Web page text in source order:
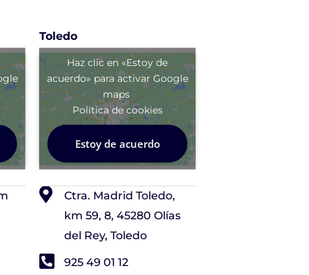
Toledo
Haz clic en «Estoy de
acuerdo» para activar Google
maps
Política de cookies
Estoy de acuerdo
Ctra. Madrid Toledo,
km 59, 8, 45280 Olías
del Rey, Toledo
925 49 01 12